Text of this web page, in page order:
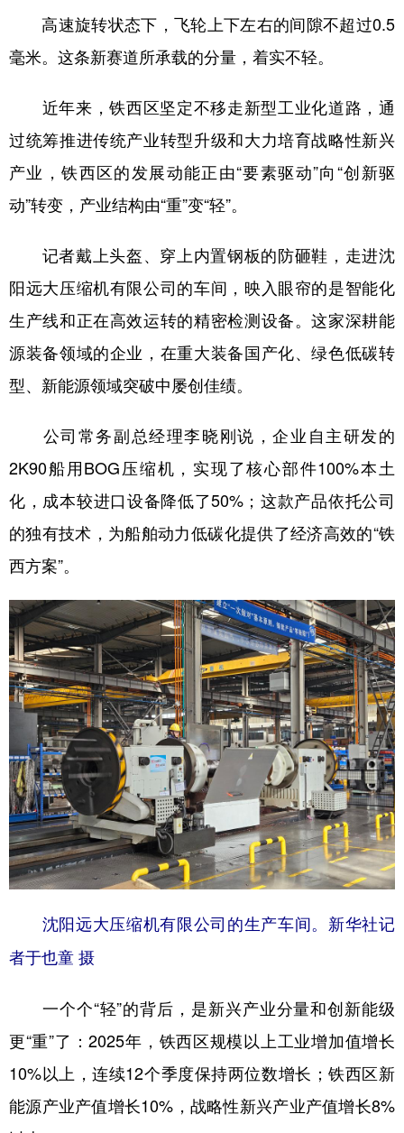
高速旋转状态下，飞轮上下左右的间隙不超过0.5
毫米。这条新赛道所承载的分量，着实不轻。
近年来，铁西区坚定不移走新型工业化道路，通
过统筹推进传统产业转型升级和大力培育战略性新兴
产业，铁西区的发展动能正由“要素驱动”向“创新驱
动”转变，产业结构由“重”变“轻”。
记者戴上头盔、穿上内置钢板的防砸鞋，走进沈
阳远大压缩机有限公司的车间，映入眼帘的是智能化
生产线和正在高效运转的精密检测设备。这家深耕能
源装备领域的企业，在重大装备国产化、绿色低碳转
型、新能源领域突破中屡创佳绩。
公司常务副总经理李晓刚说，企业自主研发的
2K90船用BOG压缩机，实现了核心部件100%本土
化，成本较进口设备降低了50%；这款产品依托公司
的独有技术，为船舶动力低碳化提供了经济高效的“铁
西方案”。
沈阳远大压缩机有限公司的生产车间。新华社记
者于也童 摄
一个个“轻”的背后，是新兴产业分量和创新能级
更“重”了：2025年，铁西区规模以上工业增加值增长
10%以上，连续12个季度保持两位数增长；铁西区新
能源产业产值增长10%，战略性新兴产业产值增长8%